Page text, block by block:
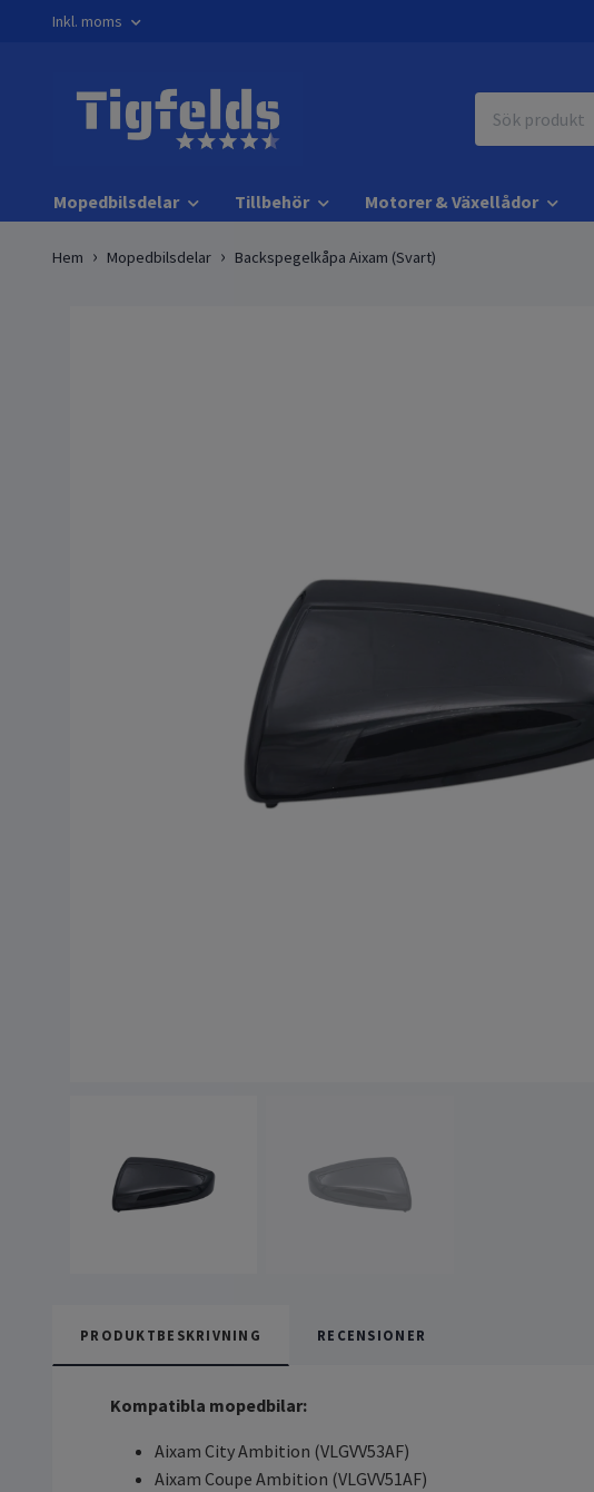
Inkl. moms
Mopedbilsdelar Tillbehör Motorer & Växellådor
Hem Mopedbilsdelar Backspegelkåpa Aixam (Svart)
PRODUKTBESKRIVNING RECENSIONER
Kompatibla mopedbilar:
Aixam City Ambition (VLGVV53AF)
Aixam Coupe Ambition (VLGVV51AF)